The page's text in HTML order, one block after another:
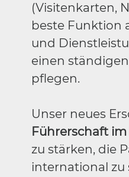
(Visitenkarten,
beste Funktion
und
einen
pflegen.
Unser neues
Führerschaft
zu stärken, die
international zu